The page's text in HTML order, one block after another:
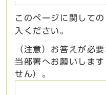
このページに関して
入ください。
（注意）お答えが必
当部署へお願いしま
せん）。